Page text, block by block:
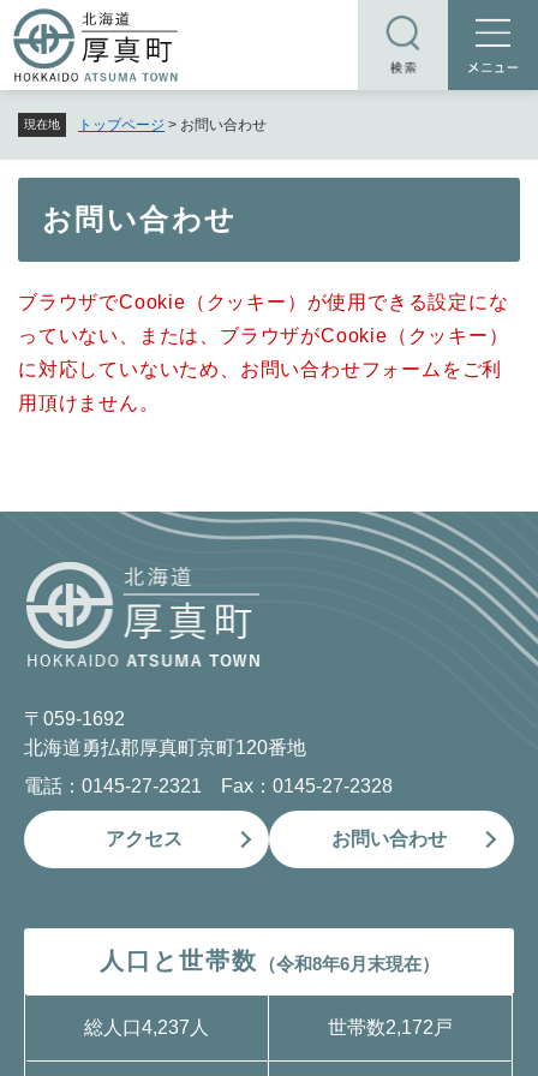
ー
ジ
頭
で
現在地 トップページ > お問い合わせ
お問い合わせ
ブラウザでCookie（クッキー）が使用できる設定にな
っていない、または、ブラウザがCookie（クッキー）
に対応していないため、お問い合わせフォームをご利
用頂けません。
〒059-1692
北海道勇払郡厚真町京町120番地
電話：0145-27-2321 Fax：0145-27-2328
アクセス お問い合わせ
人口と世帯数 （令和8年6月末現在）
総人口4,237人 世帯数2,172戸